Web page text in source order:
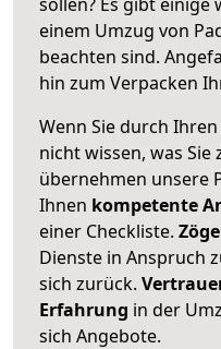
einem Umzug von
beachten sind.
hin zum Verpacken
Wenn Sie durch
nicht wissen, was
übernehmen unsere
Ihnen kompetente
einer Checkliste.
Dienste in Anspruch
sich zurück.
Erfahrung in der
sich Angebote.